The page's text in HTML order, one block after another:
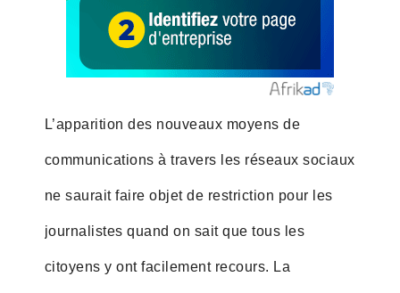
L’apparition des nouveaux moyens de
communications à travers les réseaux sociaux
ne saurait faire objet de restriction pour les
journalistes quand on sait que tous les
citoyens y ont facilement recours. La